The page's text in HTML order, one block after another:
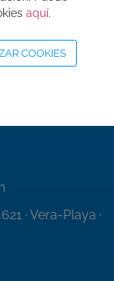
· Vera-Playa ·
aquí.
COOKIES